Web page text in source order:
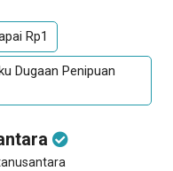
Rp1
Dugaan Penipuan